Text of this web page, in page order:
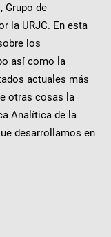
Grupo de
la URJC. En esta
los
así como la
actuales más
otras cosas la
Analítica de la
desarrollamos en